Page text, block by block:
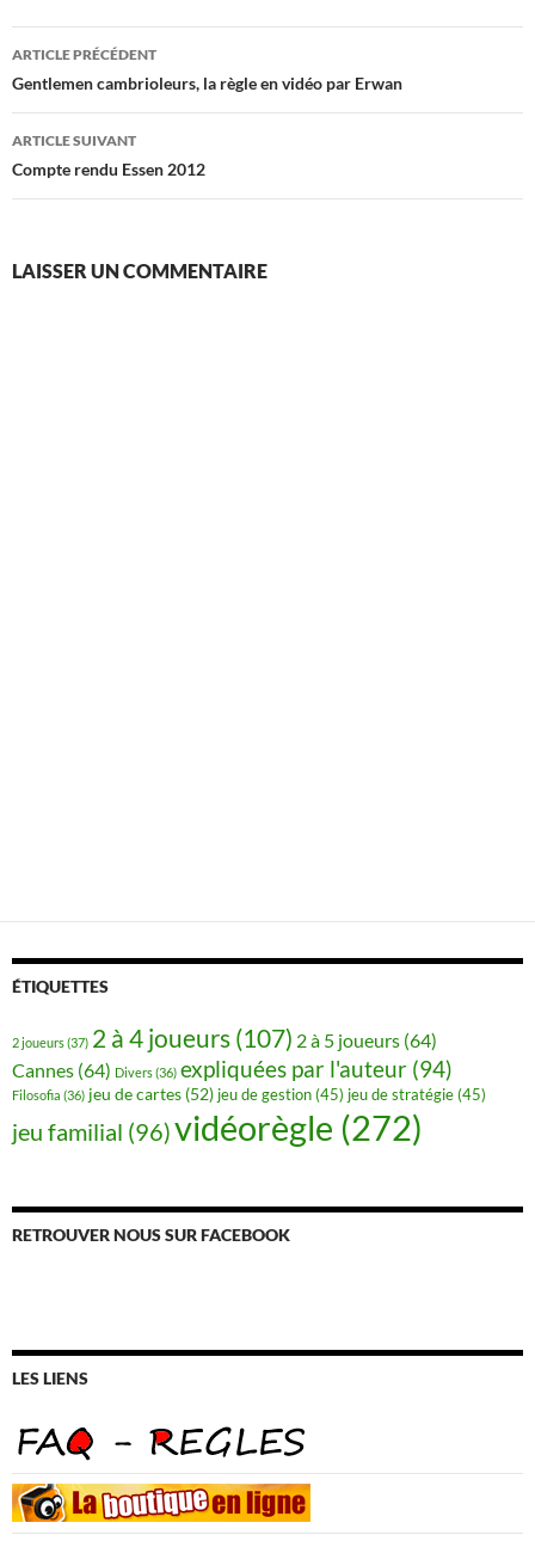
Navigation
des
articles
ARTICLE PRÉCÉDENT
Gentlemen cambrioleurs, la règle en vidéo par Erwan
ARTICLE SUIVANT
Compte rendu Essen 2012
LAISSER UN COMMENTAIRE
ÉTIQUETTES
2 joueurs(37) 2 à 4 joueurs (107) 2 à 5 joueurs (64)
Cannes (64) Divers(36) expliquées par l'auteur (94)
Filosofia (36) jeu de cartes (52) jeu de gestion (45) jeu de stratégie (45)
jeu familial (96)vidéorègle (272)
RETROUVER NOUS SUR FACEBOOK
LES LIENS